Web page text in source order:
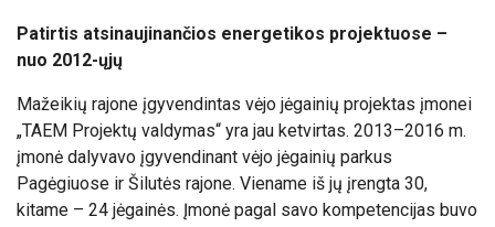
Patirtis atsinaujinančios energetikos projektuose –
nuo 2012-ųjų
Mažeikių rajone įgyvendintas vėjo jėgainių projektas įmonei
„TAEM Projektų valdymas“ yra jau ketvirtas. 2013–2016 m.
įmonė dalyvavo įgyvendinant vėjo jėgainių parkus
Pagėgiuose ir Šilutės rajone. Viename iš jų įrengta 30,
kitame – 24 jėgainės. Įmonė pagal savo kompetencijas buvo